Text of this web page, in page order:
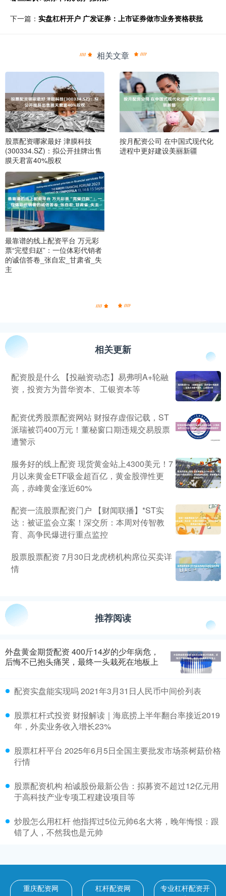
下一篇： 实盘杠杆开户 广发证券：上市证券做市业务资格获批
相关文章
股票配资哪家最好 津膜科技
(300334.SZ)：拟公开挂牌出售
膜天君富40%股权
按月配资公司 在中国式现代化
进程中更好建设美丽新疆
最靠谱的线上配资平台 万元彩
票“完璧归赵”：一位体彩代销者
的诚信答卷_张自宏_甘肃省_失
主
相关更新
配资股是什么 【投融资动态】易弗明A+轮融
资，投资方为普华资本、工银资本等
配资优秀股票配资网站 财报存虚假记载，ST
派瑞被罚400万元！董秘窗口期违规交易股票
遭警示
服务好的线上配资 现货黄金站上4300美元！7
月以来黄金ETF吸金超百亿，黄金股弹性更
高，赤峰黄金涨近60%
配资一流股票配资门户 【财闻联播】*ST实
达：被证监会立案！深交所：本周对传智教
育、高争民爆进行重点监控
股票股票配资 7月30日龙虎榜机构席位买卖详
情
推荐阅读
外盘黄金期货配资 400斤14岁的少年病危，
后悔不已抱头痛哭，最终一头栽死在地板上
配资实盘能实现吗 2021年3月31日人民币中间价列表
股票杠杆式投资 财报解读｜海底捞上半年翻台率接近2019
年，外卖业务收入增长23%
股票杠杆平台 2025年6月5日全国主要批发市场茶树菇价格
行情
股票配资机构 柏诚股份最新公告：拟募资不超过12亿元用
于高科技产业专项工程建设项目等
炒股怎么用杠杆 他指挥过5位元帅6名大将，晚年悔恨：跟
错了人，不然我也是元帅
重庆配资网 杠杆配资网
专业杠杆配资开